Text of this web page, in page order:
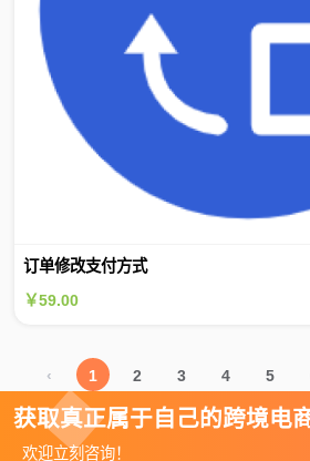
订单修改支付方式
￥59.00
‹ 1 2 3 4 5
获取真正属于自己的跨境电
欢迎立刻咨询！